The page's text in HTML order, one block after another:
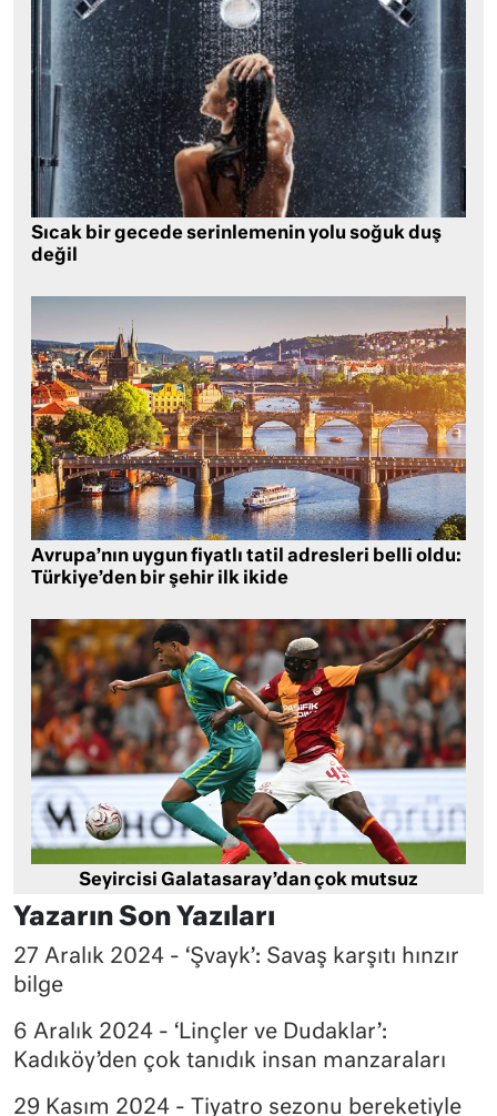
Sıcak bir gecede serinlemenin yolu soğuk duş
değil
Avrupa’nın uygun fiyatlı tatil adresleri belli oldu:
Türkiye’den bir şehir ilk ikide
Seyircisi Galatasaray’dan çok mutsuz
Yazarın Son Yazıları
27 Aralık 2024 - ‘Şvayk’: Savaş karşıtı hınzır
bilge
6 Aralık 2024 - ‘Linçler ve Dudaklar’:
Kadıköy’den çok tanıdık insan manzaraları
29 Kasım 2024 - Tiyatro sezonu bereketiyle